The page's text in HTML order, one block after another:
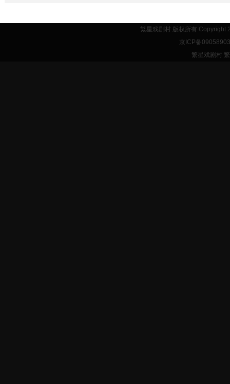
繁星戏剧村 版权所有 Copyright
京ICP备
繁星戏剧村